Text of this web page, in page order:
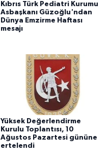
Kıbrıs Türk Pediatri Kurumu
Asbaşkanı Güzoğlu'ndan
Dünya Emzirme Haftası
mesajı
Yüksek Değerlendirme
Kurulu Toplantısı, 10
Ağustos Pazartesi gününe
ertelendi